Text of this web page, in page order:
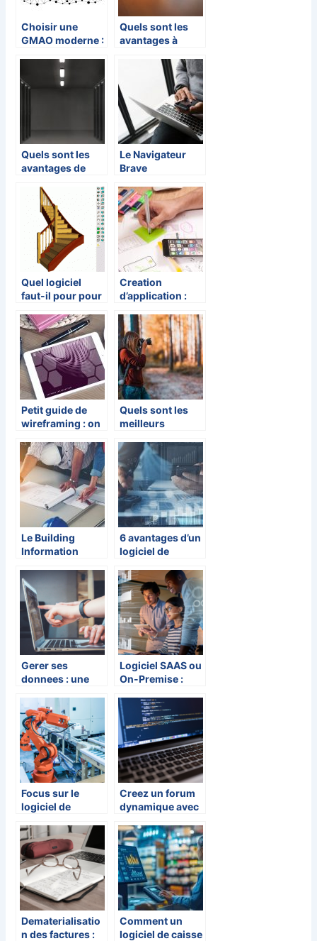
Choisir une
GMAO moderne :
expérience
utilisateur
Quels sont les
avantages à
logiciels pour
son marketing ?
Quels sont les
avantages de
d’un serveur
dédié ?
Le Navigateur
Brave
Quel logiciel
faut-il pour pour
escalier ?
Creation
d’application :
outils
interessants
sans recourir a
un developpeur
Petit guide de
wireframing : on
lancer
Quels sont les
meilleurs
retouche photo
gratuits ?
Le Building
Information
une solution
efficace pour
optimiser les
chantiers de
construction et
leurs couts
6 avantages d’un
logiciel de
commerciale
Gerer ses
donnees : une
gagnante pour le
business
Logiciel SAAS ou
On-Premise :
différences ?
Focus sur le
logiciel de
maintenance
gmao d’AQ
Manager: ses
fonctionnalites,
atouts et
innovations
Creez un forum
dynamique avec
selection de
themes et
plugins
Dematerialisatio
n des factures :
Comment un
logiciel de caisse